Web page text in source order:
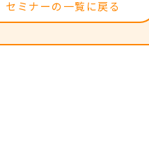
セミナーの一覧に戻る